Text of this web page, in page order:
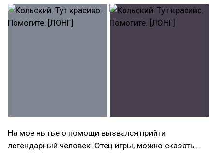
На мое нытье о помощи вызвался прийти
легендарный человек. Отец игры, можно сказать...